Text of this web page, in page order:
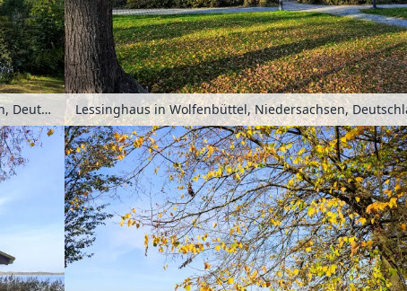
Spielmannsteich in Braunschweig, Niedersachsen, Deutschland